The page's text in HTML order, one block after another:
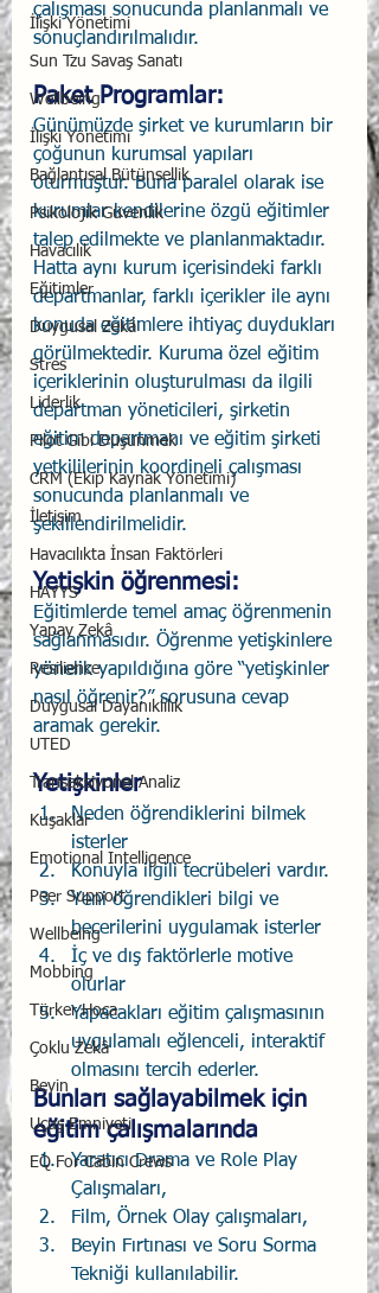
İlişki Yönetimi
Sun Tzu Savaş Sanatı
Wellbeing
İlişki Yönetimi
Bağlantısal Bütünsellik
Psikolojik Güvenlik
Havacılık
Eğitimler
Duygusal Zekâ
Stres
Liderlik
Pilot Gibi Düşünmek
CRM (Ekip Kaynak Yönetimi)
İletişim
Havacılıkta İnsan Faktörleri
HAYYS
Yapay Zekâ
Resilience
Duygusal Dayanıklılık
UTED
Transaksiyonel Analiz
Kuşaklar
Emotional Intelligence
Peer Support
Wellbeing
Mobbing
Türker Hoca
Çoklu Zekâ
Beyin
Uçuş Emniyeti
EQ For Cabin Crews
çalışması sonucunda planlanmalı ve
sonuçlandırılmalıdır.
Paket Programlar:
Günümüzde şirket ve kurumların bir
çoğunun kurumsal yapıları
oturmuştur. Buna paralel olarak ise
kurumlar kendilerine özgü eğitimler
talep edilmekte ve planlanmaktadır.
Hatta aynı kurum içerisindeki farklı
departmanlar, farklı içerikler ile aynı
konuda eğitimlere ihtiyaç duydukları
görülmektedir. Kuruma özel eğitim
içeriklerinin oluşturulması da ilgili
departman yöneticileri, şirketin
eğitim departmanı ve eğitim şirketi
yetkililerinin koordineli çalışması
sonucunda planlanmalı ve
şekillendirilmelidir.
Yetişkin öğrenmesi:
Eğitimlerde temel amaç öğrenmenin
sağlanmasıdır. Öğrenme yetişkinlere
yönelik yapıldığına göre “yetişkinler
nasıl öğrenir?” sorusuna cevap
aramak gerekir.
Yetişkinler
Neden öğrendiklerini bilmek
isterler
Konuyla ilgili tecrübeleri vardır.
Yeni öğrendikleri bilgi ve
becerilerini uygulamak isterler
İç ve dış faktörlerle motive
olurlar
Yapacakları eğitim çalışmasının
uygulamalı eğlenceli, interaktif
olmasını tercih ederler.
Bunları sağlayabilmek için
eğitim çalışmalarında
Yaratıcı Drama ve Role Play
Çalışmaları,
Film, Örnek Olay çalışmaları,
Beyin Fırtınası ve Soru Sorma
Tekniği kullanılabilir.